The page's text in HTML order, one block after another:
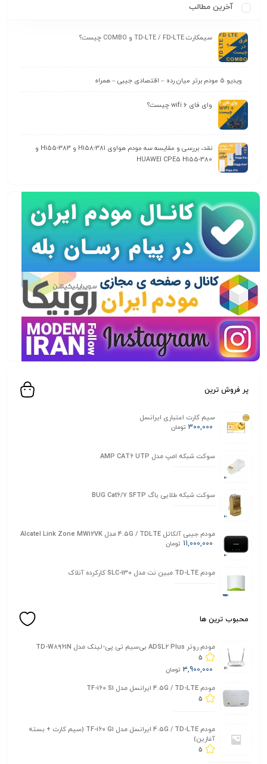
آخرین مطالب
سیمکارت TD-LTE / FD-LTE و COMBO چیست؟
ویدیو 5 مودم برتر میان رده – اقتصادی جیبی – همراه
وای‌ فای wifi 6 چیست؟
نقد، بررسی و مقایسه سه مودم هواوی H158-381 و H155-383 و
HUAWEI CPE5 H155-380
پر فروش ترین
سیم کارت اعتباری ایرانسل
300,000 تومان
سوکت شبکه امپ مدل AMP CAT6 UTP
سوکت شبکه طلایی باگ BUG Cat6/7 SFTP
مودم جیبی آلکاتل 4.5G / TDLTE مدل Alcatel Link Zone MW12VK
11,000,000 تومان
مودم TD-LTE مبین نت مدل SLC-130 کارکرده آنلاک
محبوب ترین ها
مودم روتر ADSL2 Plus بی‌سیم تی پی-لینک مدل TD-W8961N
5
3,900,000 تومان
مودم 4.5G / TD-LTE ایرانسل مدل TF-i60 S1
5
مودم 4.5G / TD-LTE ایرانسل مدل TF-i60 G1 (سیم کارت + بسته
آغازین)
5